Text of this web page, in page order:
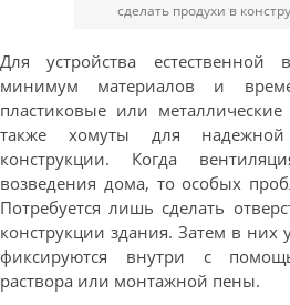
сделать продухи в
Для устройства естественной
минимум материалов и
пластиковые или
также хомуты для надежной
конструкции. Когда
возведения дома, то особых
Потребуется лишь сделать
конструкции здания. Затем в них
фиксируются внутри с
раствора или монтажной пены.